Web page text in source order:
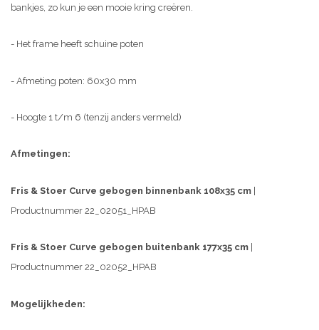
bankjes, zo kun je een mooie kring creëren.
- Het frame heeft schuine poten
- Afmeting poten: 60x30 mm
- Hoogte 1 t/m 6 (tenzij anders vermeld)
Afmetingen:
Fris & Stoer Curve gebogen binnenbank 108x35 cm |
Productnummer 22_02051_HPAB
Fris & Stoer Curve gebogen buitenbank 177x35 cm
Productnummer 22_02052_HPAB
Mogelijkheden: